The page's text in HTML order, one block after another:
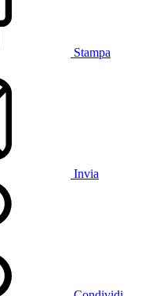
Stampa
Invia